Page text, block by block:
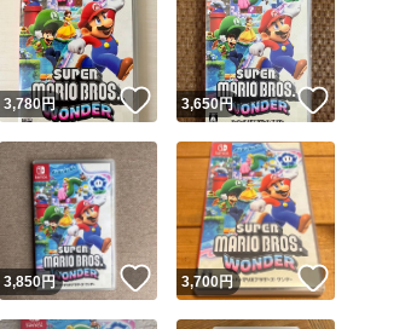
ね！
3,780円 いいね！
3,650円 いいね！
ね！
3,850円 いいね！
3,700円 いいね！